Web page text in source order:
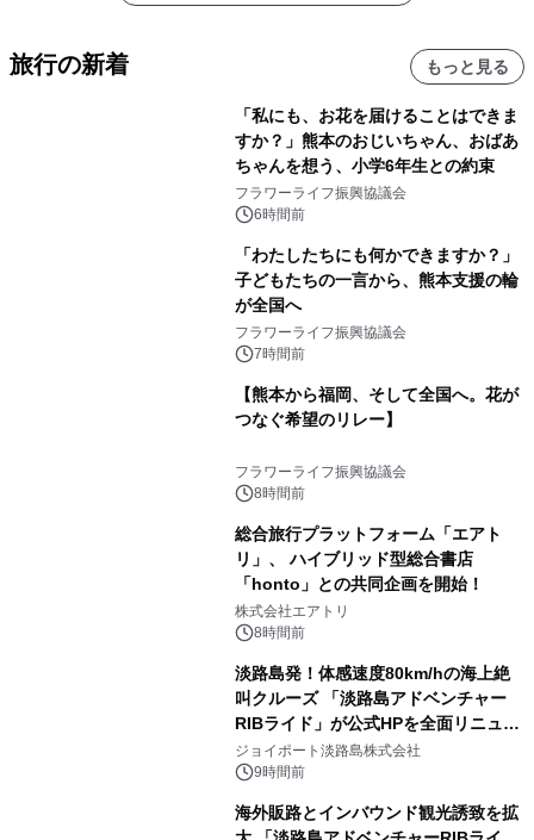
旅行の新着 もっと見る
「私にも、お花を届けることはできま
すか？」熊本のおじいちゃん、おばあ
ちゃんを想う、小学6年生との約束
フラワーライフ振興協議会
6時間前
「わたしたちにも何かできますか？」
子どもたちの一言から、熊本支援の輪
が全国へ
フラワーライフ振興協議会
7時間前
【熊本から福岡、そして全国へ。花が
つなぐ希望のリレー】
フラワーライフ振興協議会
8時間前
総合旅行プラットフォーム「エアト
リ」、 ハイブリッド型総合書店
「honto」との共同企画を開始！
株式会社エアトリ
8時間前
淡路島発！体感速度80km/hの海上絶
叫クルーズ 「淡路島アドベンチャー
RIBライド」が公式HPを全面リニュー
アル！ ～スマホで即予約完了の「スマ
ート設計」へ刷新～
ジョイポート淡路島株式会社
9時間前
海外販路とインバウンド観光誘致を拡